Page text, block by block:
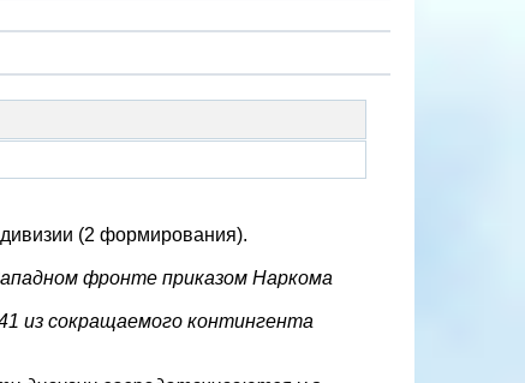
(2 формирования).
фронте приказом Наркома
из сокращаемого контингента